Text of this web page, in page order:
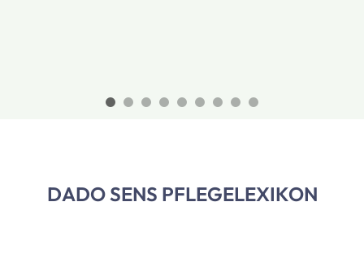
DADO SENS PFLEGELEXIKON